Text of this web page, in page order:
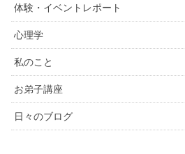
体験・イベントレポート
心理学
私のこと
お弟子講座
日々のブログ